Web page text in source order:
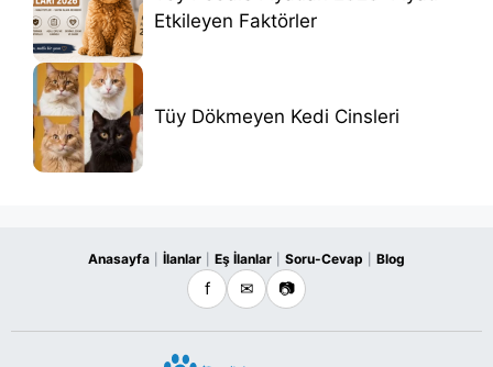
Etkileyen Faktörler
Tüy Dökmeyen Kedi Cinsleri
Anasayfa İlanlar Eş İlanlar Soru-Cevap Blog
f ✉ 📷